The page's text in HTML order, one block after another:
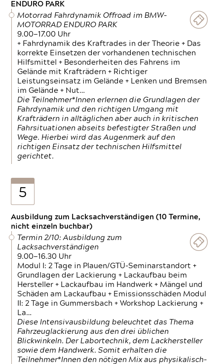
ENDURO PARK
Motorrad Fahrdynamik Offroad im BMW-
MOTORRAD ENDURO PARK
9.00—17.00 Uhr
+ Fahrdynamik des Kraftrades in der Theorie + Das
korrekte Einsetzen der vorhandenen technischen
Hilfsmittel + Besonderheiten des Fahrens im
Gelände mit Krafträdern + Richtiger
Leistungseinsatz im Gelände + Lenken und Bremsen
im Gelände + Nut…
Die Teilnehmer*Innen erlernen die Grundlagen der
Fahrdynamik und den richtigen Umgang mit
Krafträdern in alltäglichen aber auch in kritischen
Fahrsituationen abseits befestigter Straßen und
Wege. Hierbei wird das Augenmerk auf den
richtigen Einsatz der technischen Hilfsmittel
gerichtet.
5
Ausbildung zum Lacksachverständigen (10 Termine,
nicht einzeln buchbar)
Termin 2/10: Ausbildung zum
Lacksachverständigen
9.00—16.30 Uhr
Modul I: 2 Tage in Plauen/GTÜ-Seminarstandort +
Grundlagen der Lackierung + Lackaufbau beim
Hersteller + Lackaufbau im Handwerk + Mängel und
Schäden am Lackaufbau + Emissionsschäden Modul
II: 2 Tage in Gummersbach + Workshop Lackierung +
La…
Diese Intensivausbildung beleuchtet das Thema
Fahrzeuglackierung aus den drei üblichen
Blickwinkeln. Der Labortechnik, dem Lackhersteller
sowie dem Handwerk. Somit erhalten die
Teilnehmer*Innen den nötigen Mix aus physikalisch-